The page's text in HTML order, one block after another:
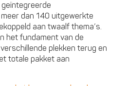
dan 140 uitgewerkte
aan twaalf thema’s.
het fundament van de
plekken terug en
totale pakket aan